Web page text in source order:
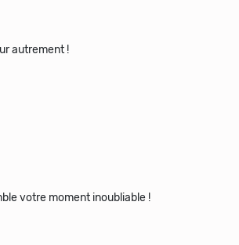
autrement !
votre moment inoubliable !